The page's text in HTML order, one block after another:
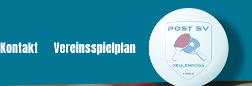
Kontakt Vereinsspielplan